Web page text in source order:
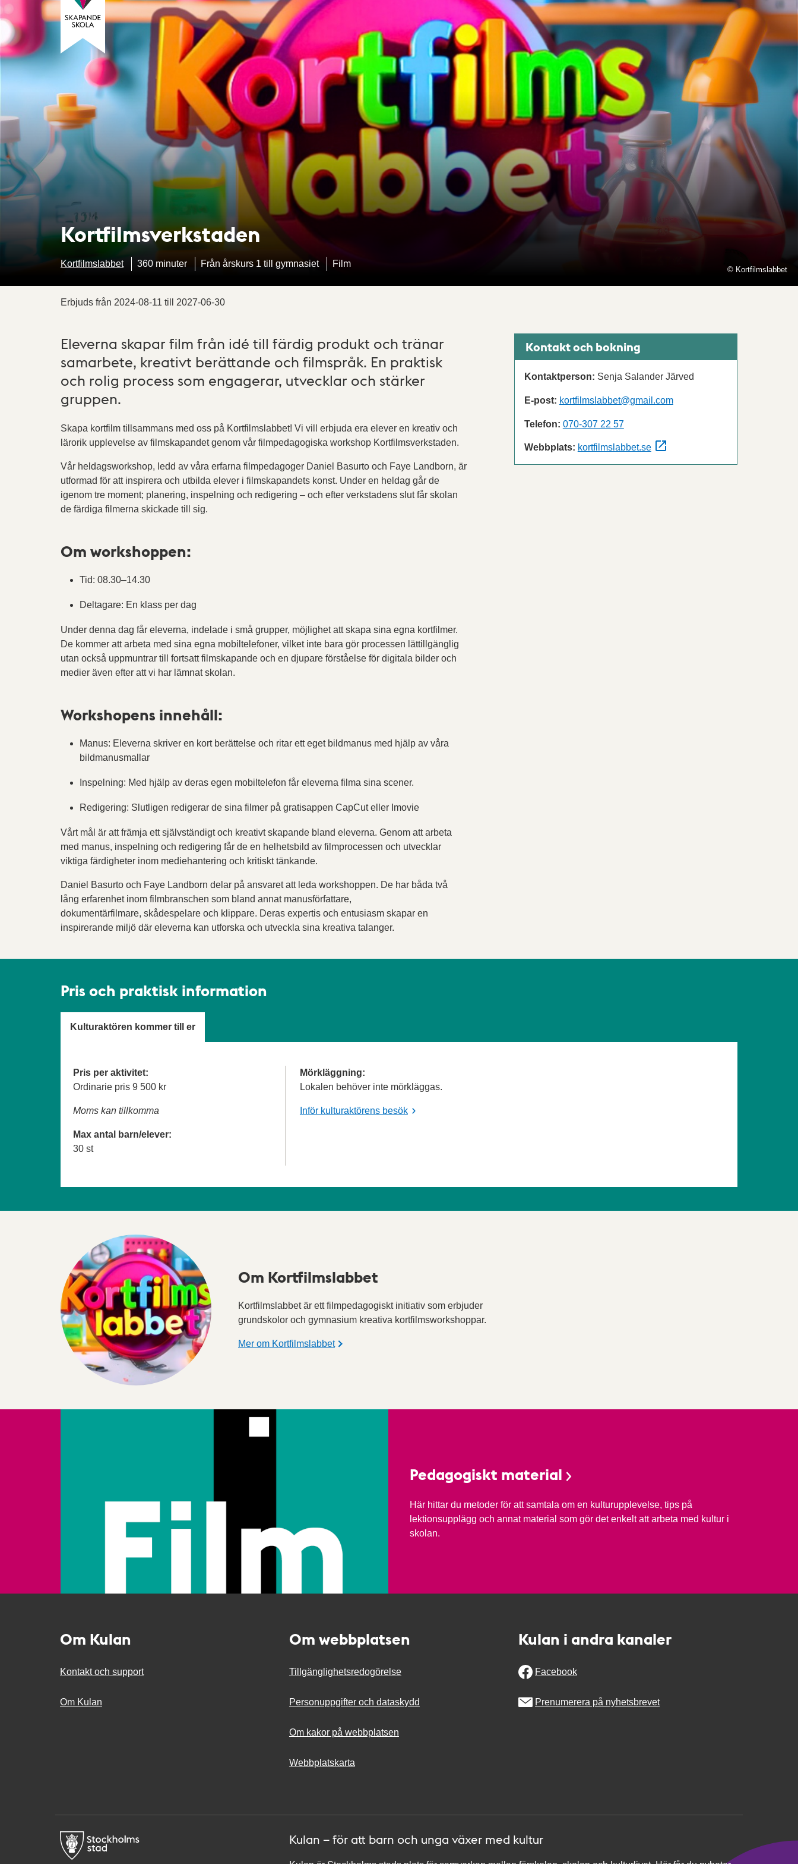
© Kortfilmslabbet
Kortfilmsverkstaden
Kortfilmslabbet 360 minuter Från årskurs 1 till gymnasiet Film
Erbjuds från 2024-08-11 till 2027-06-30
Eleverna skapar film från idé till färdig produkt och tränar
samarbete, kreativt berättande och filmspråk. En praktisk
och rolig process som engagerar, utvecklar och stärker
gruppen.
Skapa kortfilm tillsammans med oss på Kortfilmslabbet! Vi vill erbjuda era elever en kreativ och
lärorik upplevelse av filmskapandet genom vår filmpedagogiska workshop Kortfilmsverkstaden.
Vår heldagsworkshop, ledd av våra erfarna filmpedagoger Daniel Basurto och Faye Landborn, är
utformad för att inspirera och utbilda elever i filmskapandets konst. Under en heldag går de
igenom tre moment; planering, inspelning och redigering – och efter verkstadens slut får skolan
de färdiga filmerna skickade till sig.
Om workshoppen:
Tid: 08.30–14.30
Deltagare: En klass per dag
Under denna dag får eleverna, indelade i små grupper, möjlighet att skapa sina egna kortfilmer.
De kommer att arbeta med sina egna mobiltelefoner, vilket inte bara gör processen lättillgänglig
utan också uppmuntrar till fortsatt filmskapande och en djupare förståelse för digitala bilder och
medier även efter att vi har lämnat skolan.
Workshopens innehåll:
Manus: Eleverna skriver en kort berättelse och ritar ett eget bildmanus med hjälp av våra
bildmanusmallar
Inspelning: Med hjälp av deras egen mobiltelefon får eleverna filma sina scener.
Redigering: Slutligen redigerar de sina filmer på gratisappen CapCut eller Imovie
Vårt mål är att främja ett självständigt och kreativt skapande bland eleverna. Genom att arbeta
med manus, inspelning och redigering får de en helhetsbild av filmprocessen och utvecklar
viktiga färdigheter inom mediehantering och kritiskt tänkande.
Daniel Basurto och Faye Landborn delar på ansvaret att leda workshoppen. De har båda två
lång erfarenhet inom filmbranschen som bland annat manusförfattare,
dokumentärfilmare, skådespelare och klippare. Deras expertis och entusiasm skapar en
inspirerande miljö där eleverna kan utforska och utveckla sina kreativa talanger.
Kontakt och bokning
Kontaktperson: Senja Salander Järved
E-post: kortfilmslabbet@gmail.com
Telefon: 070-307 22 57
Webbplats: kortfilmslabbet.se
Pris och praktisk information
Kulturaktören kommer till er
Pris per aktivitet:
Ordinarie pris 9 500 kr
Moms kan tillkomma
Max antal barn/elever:
30 st
Mörkläggning:
Lokalen behöver inte mörkläggas.
Inför kulturaktörens besök
Om Kortfilmslabbet
Kortfilmslabbet är ett filmpedagogiskt initiativ som erbjuder
grundskolor och gymnasium kreativa kortfilmsworkshoppar.
Mer om Kortfilmslabbet
Pedagogiskt material
Här hittar du metoder för att samtala om en kulturupplevelse, tips på
lektionsupplägg och annat material som gör det enkelt att arbeta med kultur i
skolan.
Om Kulan
Kontakt och support
Om Kulan
Om webbplatsen
Tillgänglighetsredogörelse
Personuppgifter och dataskydd
Om kakor på webbplatsen
Webbplatskarta
Kulan i andra kanaler
Facebook
Prenumerera på nyhetsbrevet
Kulan – för att barn och unga växer med kultur